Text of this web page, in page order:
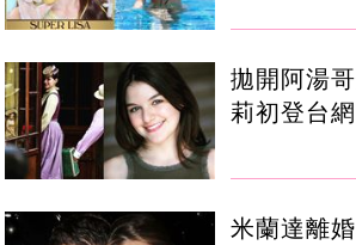
拋開阿湯
莉初登台
米蘭達離